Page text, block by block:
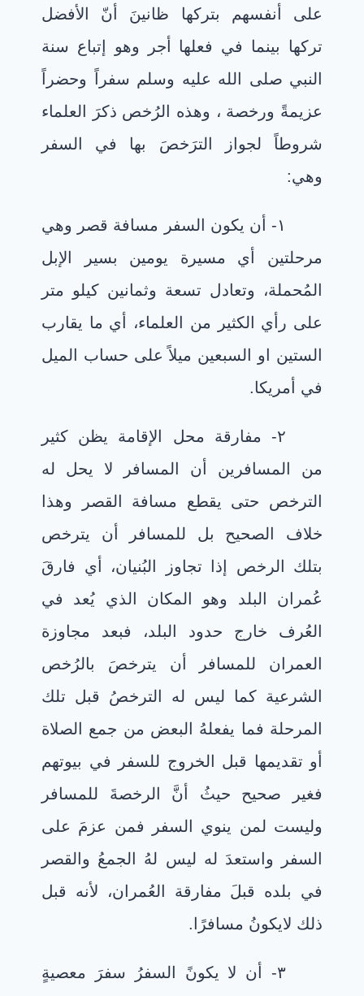
على أنفسهم بتركها ظانينَ أنّ الأفضل
تركها بينما في فعلها أجر وهو إتباع سنة
النبي صلى الله عليه وسلم سفراً وحضراً
عزيمةً ورخصة ، وهذه الرُخص ذكرَ العلماء
شروطاً لجواز الترَخصَ بها في السفر
وهي:
١- أن يكون السفر مسافة قصر وهي
مرحلتين أي مسيرة يومين بسير الإبل
المُحملة، وتعادل تسعة وثمانين كيلو متر
على رأي الكثير من العلماء، أي ما يقارب
الستين او السبعين ميلاً على حساب الميل
في أمريكا.
٢- مفارقة محل الإقامة يظن كثير
من المسافرين أن المسافر لا يحل له
الترخص حتى يقطع مسافة القصر وهذا
خلاف الصحيح بل للمسافر أن يترخص
بتلك الرخص إذا تجاوز البُنيان، أي فارقَ
عُمران البلد وهو المكان الذي يُعد في
العُرف خارج حدود البلد، فبعد مجاوزة
العمران للمسافر أن يترخصَ بالرُخص
الشرعية كما ليس له الترخصُ قبل تلك
المرحلة فما يفعلهُ البعض من جمع الصلاة
أو تقديمها قبل الخروج للسفر في بيوتهم
فغير صحيح حيثُ أنَّ الرخصةَ للمسافر
وليست لمن ينوي السفر فمن عزمَ على
السفر واستعدَ له ليس لهُ الجمعُ والقصر
في بلده قبلَ مفارقة العُمران، لأنه قبل
ذلك لايكونُ مسافرًا.
٣- أن لا يكونً السفرُ سفرَ معصيةٍ